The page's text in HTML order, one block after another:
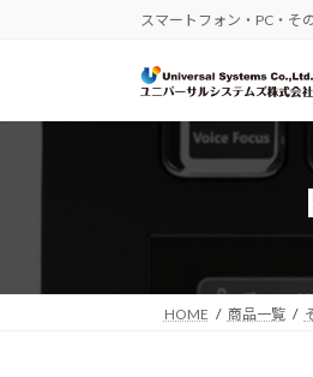
ツ
シ
スマートフォン・PC・そ
HOME 商品一覧